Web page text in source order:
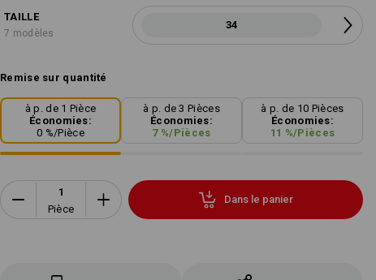
TAILLE
7 modèles
34
Remise sur quantité
à p. de 1 Pièce
Économies:
0 %/Pièce
à p. de 3 Pièces
Économies:
7%/Pièces
à p. de 10 Pièces
Économies:
11 %/Pièces
Pièce
Dans le panier